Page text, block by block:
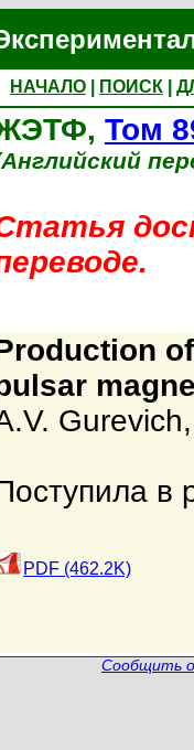
НАЧАЛО ПОИСК
Том
Gurevich
в
PDF (462.2K)
Сообщить о